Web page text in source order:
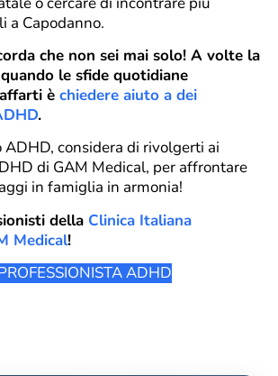
a Capodanno.
che non sei mai solo! A volte la
le sfide quotidiane
è chiedere aiuto a dei
.
ADHD, considera di rivolgerti ai
di GAM Medical, per affrontare
in famiglia in armonia!
della Clinica Italiana
Medical!
ADHD